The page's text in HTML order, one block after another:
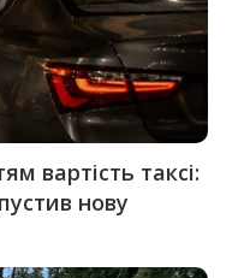
вартість таксі:
нову